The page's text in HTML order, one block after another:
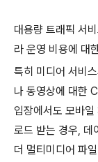
대용량 트래픽 서
라 운영 비용에 대
특히 미디어 서비
나 동영상에 대한
입장에서도 모바
로드 받는 경우, 데
더 멀티미디어 파